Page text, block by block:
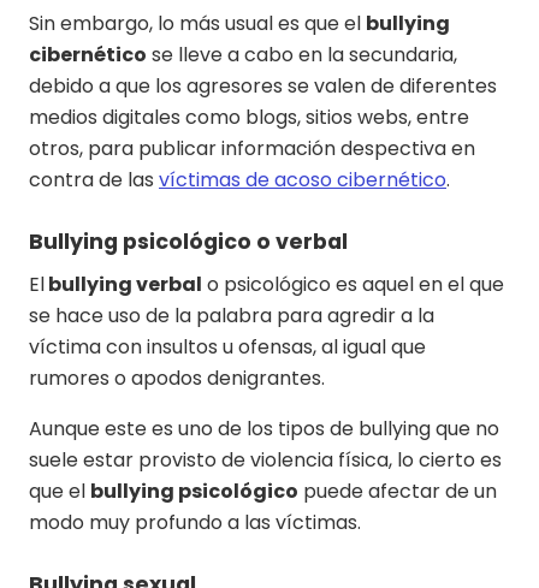
Sin embargo, lo más usual es que el bullying
cibernético se lleve a cabo en la secundaria,
debido a que los agresores se valen de diferentes
medios digitales como blogs, sitios webs, entre
otros, para publicar información despectiva en
contra de las víctimas de acoso cibernético.
Bullying psicológico o verbal
Elbullying verbal o psicológico es aquel en el que
se hace uso de la palabra para agredir a la
víctima con insultos u ofensas, al igual que
rumores o apodos denigrantes.
Aunque este es uno de los tipos de bullying que no
suele estar provisto de violencia física, lo cierto es
que el bullying psicológico puede afectar de un
modo muy profundo a las víctimas.